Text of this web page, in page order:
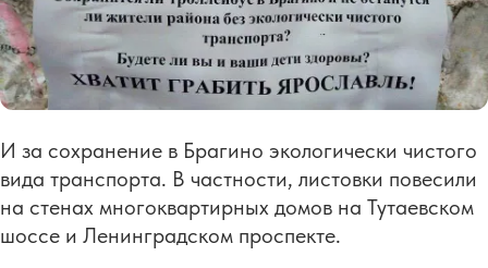
И за сохранение в Брагино экологически чистого
вида транспорта. В частности, листовки повесили
на стенах многоквартирных домов на Тутаевском
шоссе и Ленинградском проспекте.